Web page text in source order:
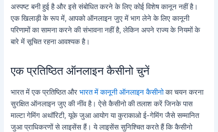
अस्पष्ट बनी हुई है और इसे संबोधित करने के लिए कोई विशेष कानून नहीं है।
एक खिलाड़ी के रूप में, आपको ऑनलाइन जुए में भाग लेने के लिए कानूनी
परिणामों का सामना करने की संभावना नहीं है, लेकिन अपने राज्य के नियमों के
बारे में सूचित रहना आवश्यक है।
एक प्रतिष्ठित ऑनलाइन कैसीनो चुनें
भारत में एक प्रतिष्ठित औरभारत में कानूनी ऑनलाइन कैसीनोका चयन करना
सुरक्षित ऑनलाइन जुए की नींव है। ऐसे कैसीनो की तलाश करें जिनके पास
माल्टा गेमिंग अथॉरिटी, यूके जुआ आयोग या कुराकाओ ई-गेमिंग जैसे सम्मानित
जुआ प्राधिकरणों से लाइसेंस हैं। ये लाइसेंस सुनिश्चित करते हैं कि कैसीनो